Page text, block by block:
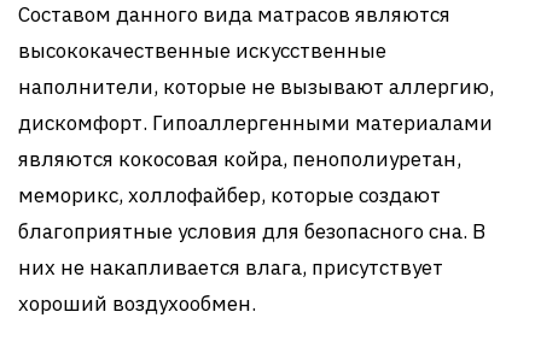
Составом данного вида матрасов являются
высококачественные искусственные
наполнители, которые не вызывают аллергию,
дискомфорт. Гипоаллергенными материалами
являются кокосовая койра, пенополиуретан,
меморикс, холлофайбер, которые создают
благоприятные условия для безопасного сна. В
них не накапливается влага, присутствует
хороший воздухообмен.